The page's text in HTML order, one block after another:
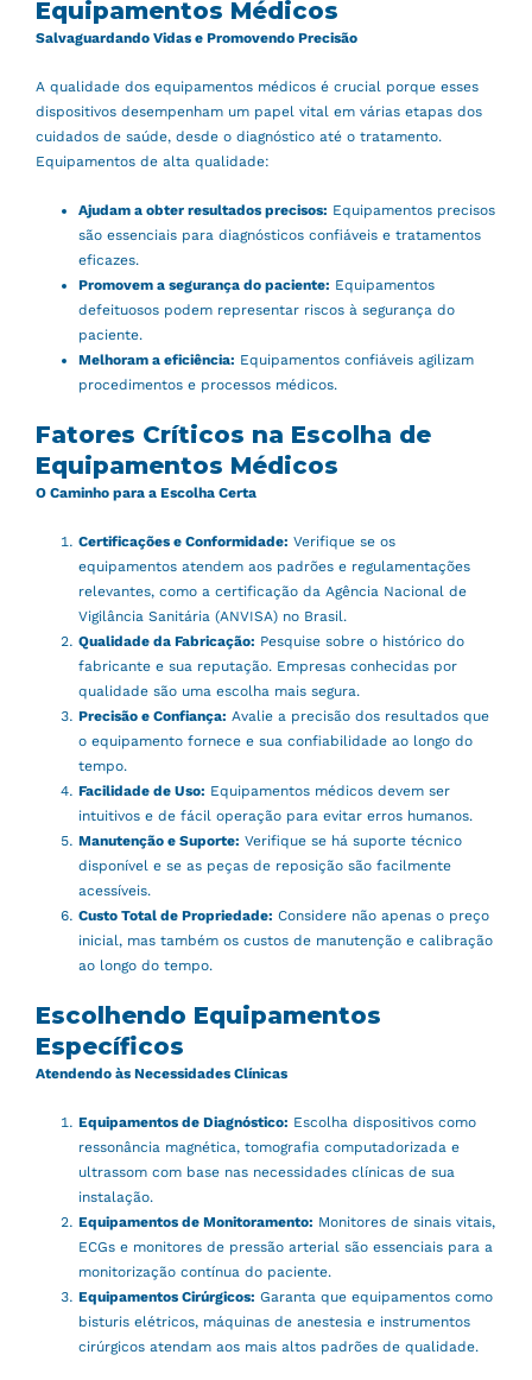
Equipamentos Médicos
Salvaguardando Vidas e Promovendo Precisão
A qualidade dos equipamentos médicos é crucial porque esses
dispositivos desempenham um papel vital em várias etapas dos
cuidados de saúde, desde o diagnóstico até o tratamento.
Equipamentos de alta qualidade:
Ajudam a obter resultados precisos: Equipamentos precisos
são essenciais para diagnósticos confiáveis e tratamentos
eficazes.
Promovem a segurança do paciente: Equipamentos
defeituosos podem representar riscos à segurança do
paciente.
Melhoram a eficiência: Equipamentos confiáveis agilizam
procedimentos e processos médicos.
Fatores Críticos na Escolha de
Equipamentos Médicos
O Caminho para a Escolha Certa
Certificações e Conformidade: Verifique se os
equipamentos atendem aos padrões e regulamentações
relevantes, como a certificação da Agência Nacional de
Vigilância Sanitária (ANVISA) no Brasil.
Qualidade da Fabricação: Pesquise sobre o histórico do
fabricante e sua reputação. Empresas conhecidas por
qualidade são uma escolha mais segura.
Precisão e Confiança: Avalie a precisão dos resultados que
o equipamento fornece e sua confiabilidade ao longo do
tempo.
Facilidade de Uso: Equipamentos médicos devem ser
intuitivos e de fácil operação para evitar erros humanos.
Manutenção e Suporte: Verifique se há suporte técnico
disponível e se as peças de reposição são facilmente
acessíveis.
Custo Total de Propriedade: Considere não apenas o preço
inicial, mas também os custos de manutenção e calibração
ao longo do tempo.
Escolhendo Equipamentos
Específicos
Atendendo às Necessidades Clínicas
Equipamentos de Diagnóstico: Escolha dispositivos como
ressonância magnética, tomografia computadorizada e
ultrassom com base nas necessidades clínicas de sua
instalação.
Equipamentos de Monitoramento: Monitores de sinais vitais,
ECGs e monitores de pressão arterial são essenciais para a
monitorização contínua do paciente.
Equipamentos Cirúrgicos: Garanta que equipamentos como
bisturis elétricos, máquinas de anestesia e instrumentos
cirúrgicos atendam aos mais altos padrões de qualidade.